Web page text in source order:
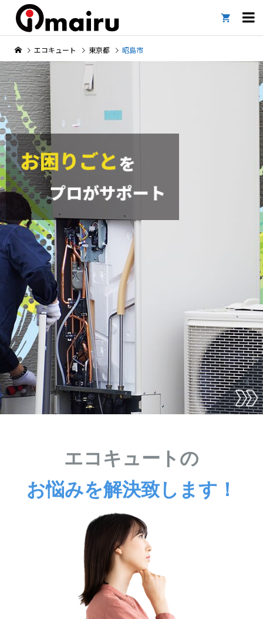

エコキュート 東京都 昭島市
エコキュートの
お悩みを解決致します！